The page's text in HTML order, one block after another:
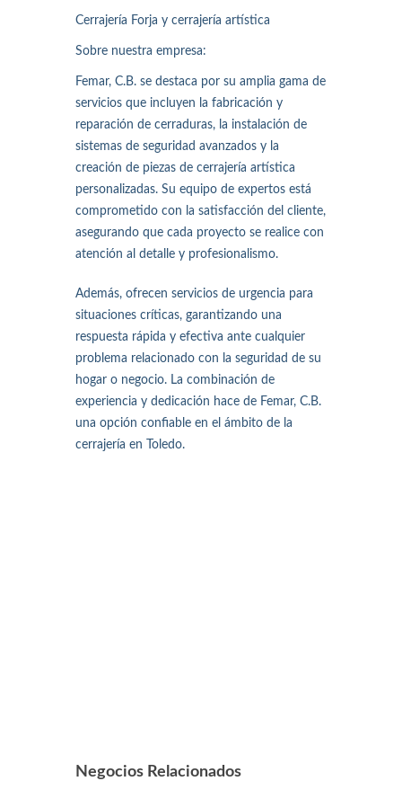
Cerrajería Forja y cerrajería artística
Sobre nuestra empresa:
Femar, C.B. se destaca por su amplia gama de
servicios que incluyen la fabricación y
reparación de cerraduras, la instalación de
sistemas de seguridad avanzados y la
creación de piezas de cerrajería artística
personalizadas. Su equipo de expertos está
comprometido con la satisfacción del cliente,
asegurando que cada proyecto se realice con
atención al detalle y profesionalismo.
Además, ofrecen servicios de urgencia para
situaciones críticas, garantizando una
respuesta rápida y efectiva ante cualquier
problema relacionado con la seguridad de su
hogar o negocio. La combinación de
experiencia y dedicación hace de Femar, C.B.
una opción confiable en el ámbito de la
cerrajería en Toledo.
Negocios Relacionados